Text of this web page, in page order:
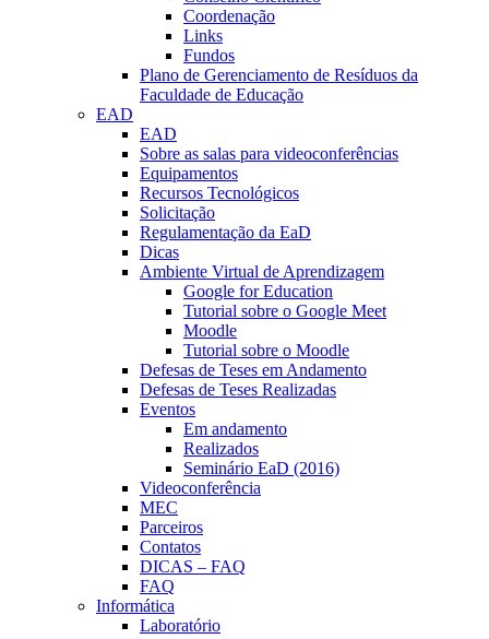
Coordenação
Links
Fundos
Plano de Gerenciamento de Resíduos da
Faculdade de Educação
EAD
EAD
Sobre as salas para videoconferências
Equipamentos
Recursos Tecnológicos
Solicitação
Regulamentação da EaD
Dicas
Ambiente Virtual de Aprendizagem
Google for Education
Tutorial sobre o Google Meet
Moodle
Tutorial sobre o Moodle
Defesas de Teses em Andamento
Defesas de Teses Realizadas
Eventos
Em andamento
Realizados
Seminário EaD (2016)
Videoconferência
MEC
Parceiros
Contatos
DICAS – FAQ
FAQ
Informática
Laboratório